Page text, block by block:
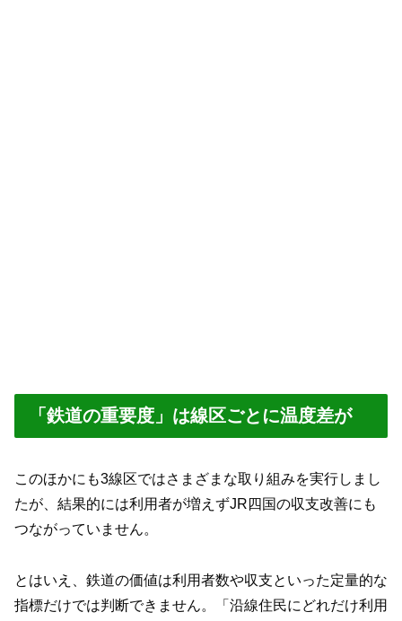
「鉄道の重要度」は線区ごとに温度差が
このほかにも3線区ではさまざまな取り組みを実行しまし
たが、結果的には利用者が増えずJR四国の収支改善にも
つながっていません。
とはいえ、鉄道の価値は利用者数や収支といった定量的な
指標だけでは判断できません。「沿線住民にどれだけ利用